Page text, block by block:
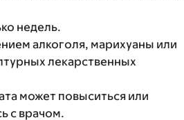
недель.
алкоголя, марихуаны или
лекарственных
может повыситься или
с врачом.